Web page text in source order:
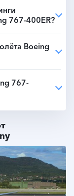
767-400ER?
Boeing
767-